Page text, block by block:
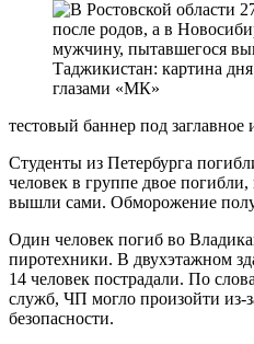
тестовый баннер под заглавное
Студенты из Петербурга
человек в группе двое
вышли сами. Обморожение
Один человек погиб во
пиротехники. В двухэтажном
14 человек пострадали. По
служб, ЧП могло произойти из-
безопасности.